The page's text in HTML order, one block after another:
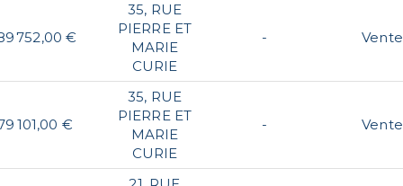
752,00 €
35, RUE
PIERRE ET
MARIE
CURIE
- Vente
101,00 €
35, RUE
PIERRE ET
MARIE
CURIE
- Vente